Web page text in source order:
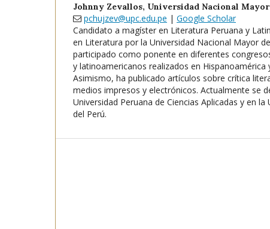
Johnny Zevallos, Universidad Nacional
pchujzev@upc.edu.pe | Google Scholar
Candidato a magíster en Literatura Peruana y
en Literatura por la Universidad Nacional Mayor
participado como ponente en diferentes
y latinoamericanos realizados en Hispanoamérica
Asimismo, ha publicado artículos sobre crítica
medios impresos y electrónicos. Actualmente se
Universidad Peruana de Ciencias Aplicadas y en
del Perú.